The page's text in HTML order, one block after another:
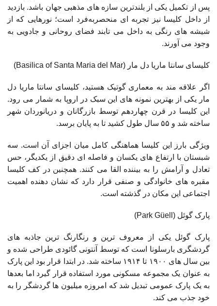
پس از تکمیل یکی از بلندترین سازه های مذهبی جهان باشد. بازدید
از داخل کلیسا نیز تجربه ای منحصربه‌فرد است؛ نورهایی که از
شیشه های رنگی به داخل می تابند فضای روحانی و جادویی به
وجود می آورند.
کلیسای سانتا ماریا دل مار (Basilica of Santa Maria del Mar)
اگر علاقه مند به معماری گوتیک هستید، کلیسای سانتا ماریا دل
مار یکی از بهترین نمونه های این سبک در اروپا به شمار می رود.
این کلیسا در قرن چهاردهم توسط بازرگانان و دریانوردان شهر
ساخته شد و ۵۵ سال طول کشید تا به پایان برسد.
ویژگی بارز این کلیسا هماهنگی کامل میان اجزای آن است. سه
شبستان با ارتفاع های یکسان و فاصله ای دقیق از یکدیگر، حس
تعادل و آرامش را به بیننده القا می کنند. همچنین در کف کلیسا
مقبره های خانوادگی و صنفی قرار دارد که نشان دهنده اهمیت
اجتماعی این مکان در گذشته است.
پارک گوئل (Park Güell)
پارک گوئل یکی از معروف ترین و رنگارنگ ترین جاذبه های
گردشگری بارسلونا است که توسط آنتونی گائودی طراحی شده و
بین سال های ۱۹۰۰ تا ۱۹۱۴ ساخته شد. در ابتدا قرار بود این پارک
به عنوان یک مجموعه مسکونی مورد استفاده قرار گیرد اما بعدها
به یک پارک عمومی تبدیل شد که امروزه میلیون ها گردشگر را به
خود جذب می کند.